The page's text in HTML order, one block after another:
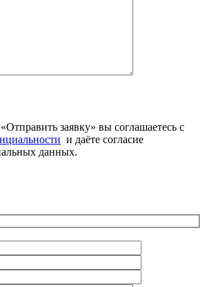
заявку» вы соглашаетесь с
и даёте согласие
данных.